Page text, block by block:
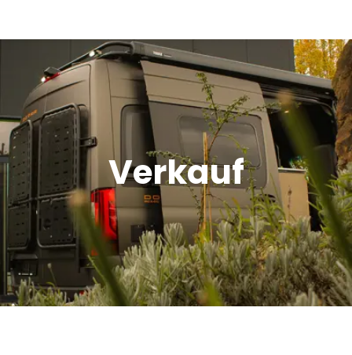
Verkauf
Offroad Area
Dometic Service Provider
Werkstatt
Über uns
Verkauf